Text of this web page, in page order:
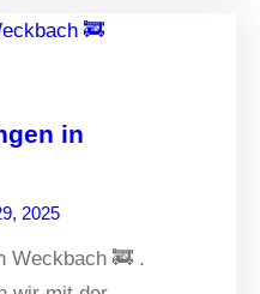
in
2025
Weckbach 🚒 .